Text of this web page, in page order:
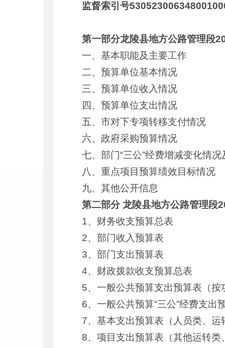
监督索引号
第一部分龙陵县地方公路管理段
一、基本职能及主要工作
二、预算单位基本情况
三、预算单位收入情况
四、预算单位支出情况
五、市对下专项转移支付情况
六、政府采购预算情况
七、部门“三公”经费增减变化情
八、重点项目预算绩效目标情况
九、其他公开信息
第二部分 龙陵县地方公路管理段
1、财务收支预算总表
2、部门收入预算表
3、部门支出预算表
4、财政拨款收支预算总表
5、一般公共预算支出预算表（按
6、一般公共预算“三公”经费支出
7、基本支出预算表（人员类、运
8、项目支出预算表（其他运转类